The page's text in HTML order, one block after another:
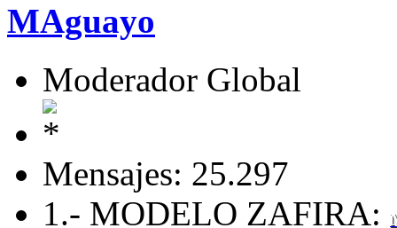
MAguayo
Moderador Global
Mensajes: 25.297
1.- MODELO ZAFIRA: